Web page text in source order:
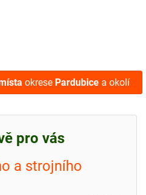
okrese Pardubice a okolí
pro vás
a strojního